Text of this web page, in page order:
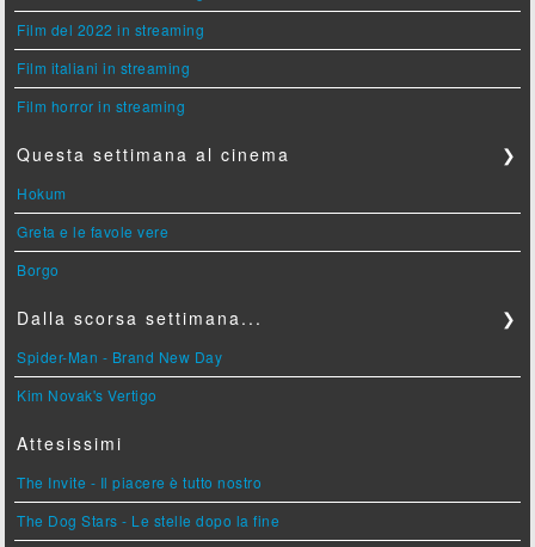
Film del 2022 in streaming
Film italiani in streaming
Film horror in streaming
Questa settimana al cinema ❯
Hokum
Greta e le favole vere
Borgo
Dalla scorsa settimana... ❯
Spider-Man - Brand New Day
Kim Novak's Vertigo
Attesissimi
The Invite - Il piacere è tutto nostro
The Dog Stars - Le stelle dopo la fine